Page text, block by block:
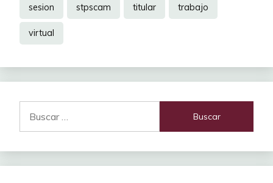
sesion stpscam titular trabajo
virtual